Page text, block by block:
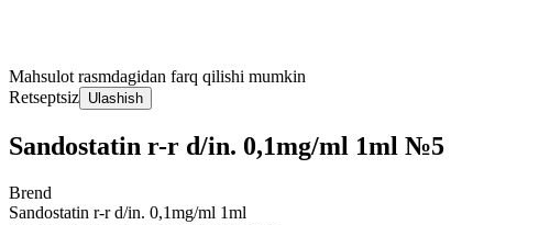
Mahsulot rasmdagidan farq qilishi mumkin
Retseptsiz Ulashish
Sandostatin r-r d/in. 0,1mg/ml 1ml №5
Brend
Sandostatin r-r d/in. 0,1mg/ml 1ml